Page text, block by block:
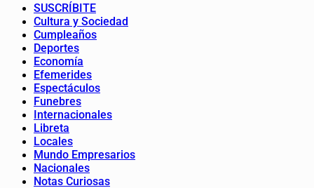
SUSCRÍBITE
Cultura y Sociedad
Cumpleaños
Deportes
Economía
Efemerides
Espectáculos
Funebres
Internacionales
Libreta
Locales
Mundo Empresarios
Nacionales
Notas Curiosas